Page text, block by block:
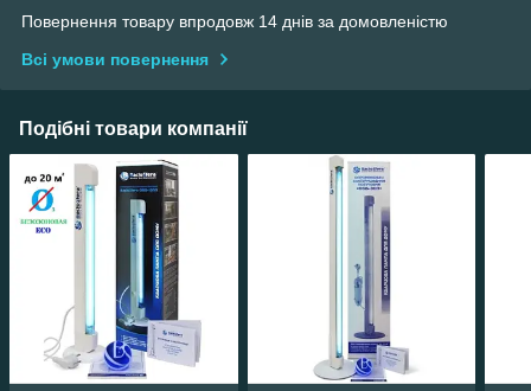
Повернення товару впродовж 14 днів за домовленістю
Всі умови повернення
Подібні товари компанії